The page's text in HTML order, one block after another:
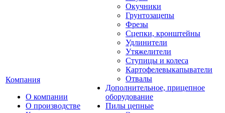
Компания
О компании
О производстве
Окучники
Грунтозацепы
Фрезы
Сцепки, кронштейны
Удлинители
Утяжелители
Ступицы и колеса
Картофелевыкапыватели
Отвалы
Дополнительное, прицепное
оборудование
Пилы цепные